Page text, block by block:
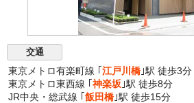
交通
東京メトロ有楽町線 ｢ 江戸川橋 ｣駅 徒歩3分
東京メトロ東西線 ｢ 神楽坂 ｣駅 徒歩8分
JR中央・総武線 ｢ 飯田橋 ｣駅 徒歩15分